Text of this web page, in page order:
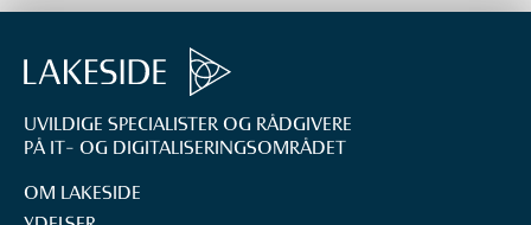
UVILDIGE SPECIALISTER OG RÅDGIVERE
PÅ IT- OG DIGITALISERINGS­OMRÅDET
OM LAKESIDE